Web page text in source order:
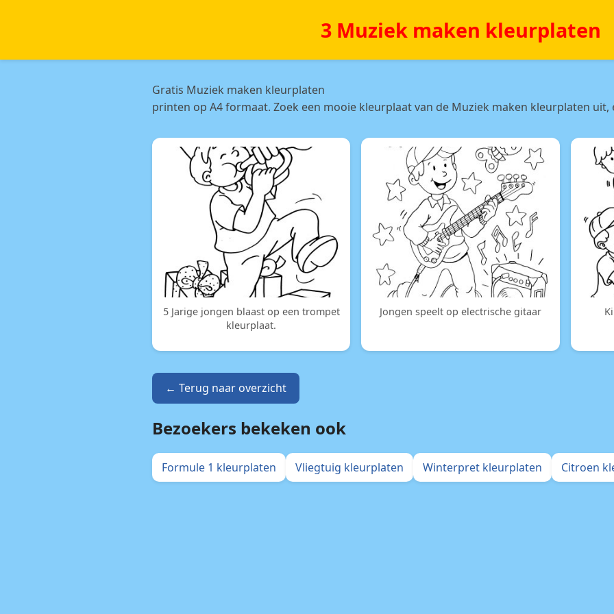
3 Muziek maken kleurplaten
Gratis Muziek maken kleurplaten
printen op A4 formaat. Zoek een mooie kleurplaat van de Muziek maken kleurplaten uit,
5 Jarige jongen blaast op een trompet
kleurplaat.
Jongen speelt op electrische gitaar
← Terug naar overzicht
Bezoekers bekeken ook
Formule 1 kleurplaten Vliegtuig kleurplaten Winterpret kleurplaten Citroen